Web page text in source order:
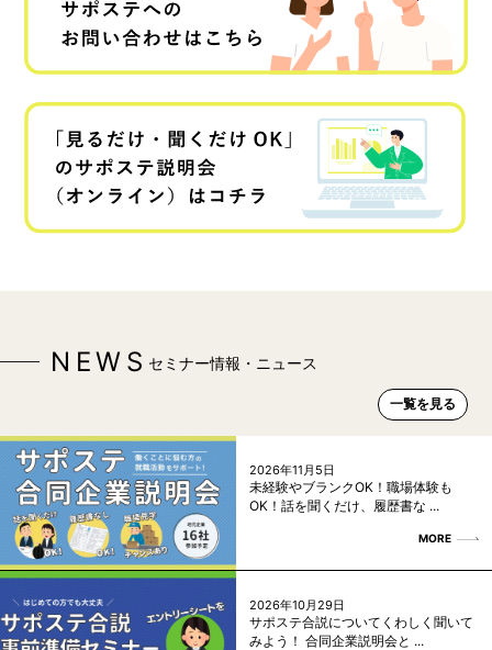
NEWS セミナー情報・ニュース
一覧を見る
2026年11月5日
未経験やブランクOK！職場体験も
OK！話を聞くだけ、履歴書な ...
MORE
2026年10月29日
サポステ合説についてくわしく聞いて
みよう！ 合同企業説明会と ...